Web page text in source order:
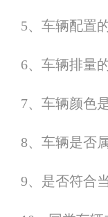
5、车辆配置
6、车辆排量
7、车辆颜色
8、车辆是否
9、是否符合